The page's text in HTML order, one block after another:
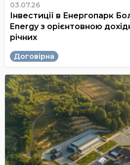
03.07.26
Інвестиції в Енергопарк
Energy з орієнтовною
річних
Договірна